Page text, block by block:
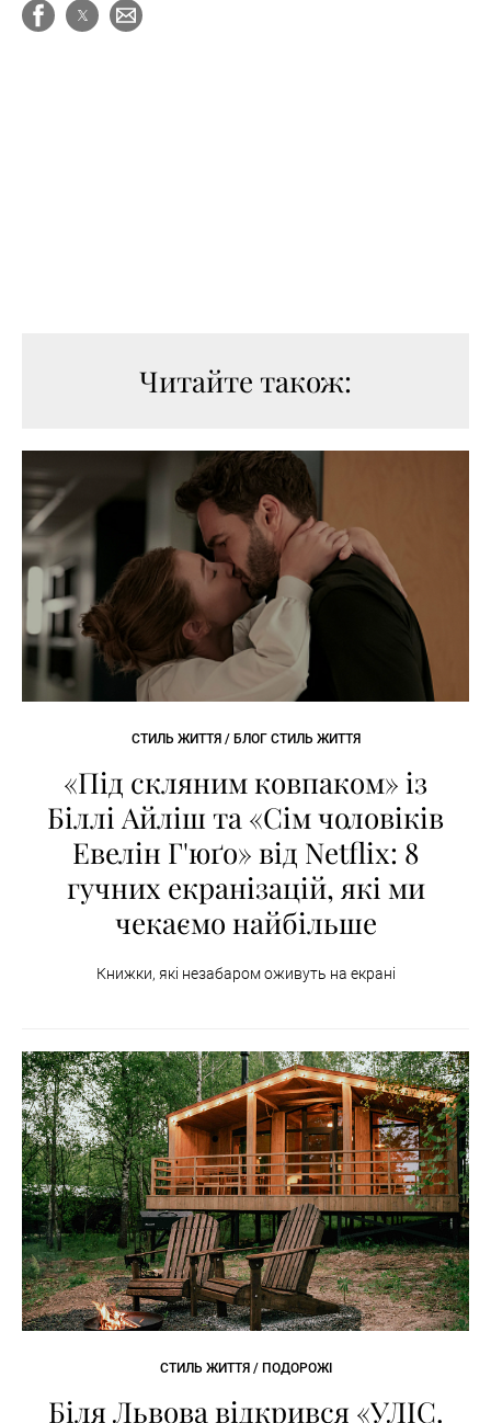
Читайте також:
СТИЛЬ ЖИТТЯ / БЛОГ СТИЛЬ ЖИТТЯ
«Під скляним ковпаком» із
Біллі Айліш та «Сім чоловіків
Евелін Г'юґо» від Netflix: 8
гучних екранізацій, які ми
чекаємо найбільше
Книжки, які незабаром оживуть на екрані
СТИЛЬ ЖИТТЯ / ПОДОРОЖІ
Біля Львова відкрився «УЛІС.